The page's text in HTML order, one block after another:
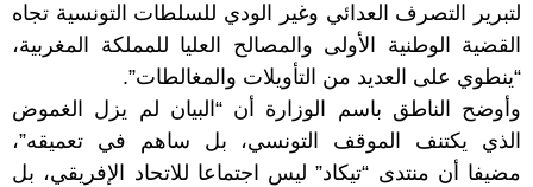
لتبرير التصرف العدائي وغير الودي للسلطات التونسية تجاه
القضية الوطنية الأولى والمصالح العليا للمملكة المغربية،
“ينطوي على العديد من التأويلات والمغالطات”.
وأوضح الناطق باسم الوزارة أن “البيان لم يزل الغموض
الذي يكتنف الموقف التونسي، بل ساهم في تعميقه”،
مضيفا أن منتدى “تيكاد” ليس اجتماعا للاتحاد الإفريقي، بل